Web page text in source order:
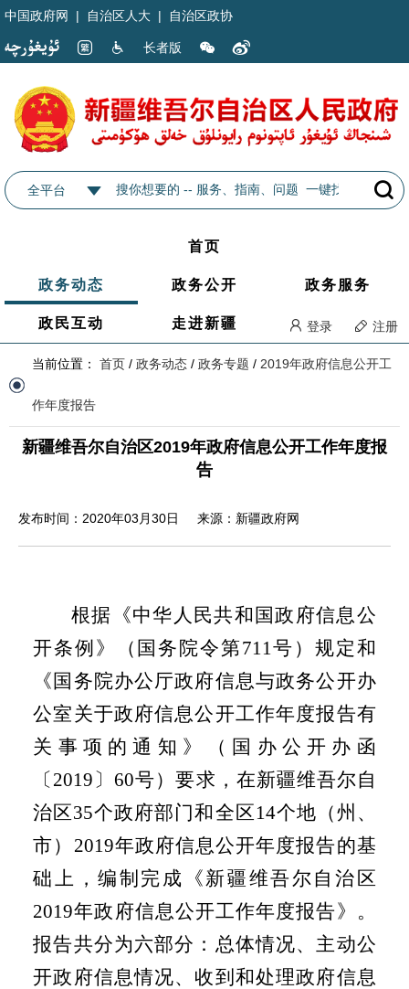
中国政府网 | 自治区人大 | 自治区政协
长者版
全平台
首页
政务动态 政务公开 政务服务
政民互动 走进新疆 登录 注册
当前位置： 首页 / 政务动态 / 政务专题 / 2019年政府信息公开工
作年度报告
新疆维吾尔自治区2019年政府信息公开工作年度报
告
发布时间：2020年03月30日 来源：新疆政府网
根据《中华人民共和国政府信息公
开条例》（国务院令第711 号）规定和
《国务院办公厅政府信息与政务公开办
公室关于政府信息公开工作年度报告有
关事项的通知》（国办公开办函
〔 2019 〕 60号）要求，在新疆维吾尔自
治区35个政府部门和全区14个地（州、
市） 2019年政府信息公开年度报告的基
础上，编制完成《新疆维吾尔自治区
2019年政府信息公开工作年度报告》。
报告共分为六部分：总体情况、主动公
开政府信息情况、收到和处理政府信息